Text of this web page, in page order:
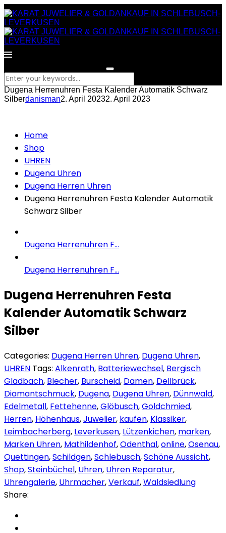
Dugena Herrenuhren Festa Kalender Automatik Schwarz
Silberdanisman2. April 20232. April 2023
Home
Shop
UHREN
Dugena Uhren
Dugena Herren Uhren
Dugena Herrenuhren Festa Kalender Automatik
Schwarz Silber
Dugena Herrenuhren F...
Dugena Herrenuhren F...
Dugena Herrenuhren Festa
Kalender Automatik Schwarz
Silber
Categories: Dugena Herren Uhren, Dugena Uhren,
UHREN Tags: Alkenrath, Batteriewechsel, Bergisch
Gladbach, Blecher, Burscheid, Damen, Dellbrück,
Diamantschmuck, Dugena, Dugena Uhren, Dünnwald,
Edelmetall, Fettehenne,Glöbusch,Goldchmied,
Herren, Höhenhaus,Juwelier, kaufen, Klassiker,
Leimbacherberg, Leverkusen, Lützenkichen, marken,
Marken Uhren, Mathildenhof,Odenthal,online,Osenau,
Quettingen,Schildgen,Schlebusch,Schöne Aussicht,
Shop,Steinbüchel, Uhren, Uhren Reparatur,
Uhrengalerie, Uhrmacher,Verkauf,Waldsiedlung
Share: